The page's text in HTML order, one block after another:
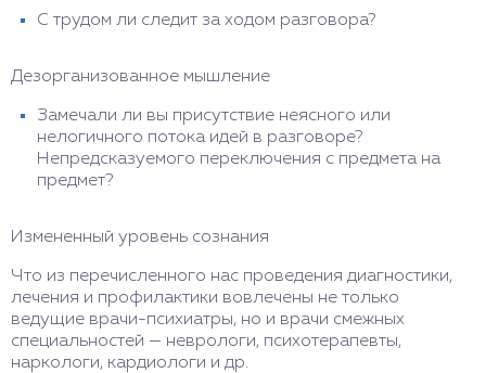
С трудом ли следит за ходом разговора?
Дезорганизованное мышление
Замечали ли вы присутствие неясного или
нелогичного потока идей в разговоре?
Непредсказуемого переключения с предмета на
предмет?
Измененный уровень сознания
Что из перечисленного нас проведения диагностики,
лечения и профилактики вовлечены не только
ведущие врачи-психиатры, но и врачи смежных
специальностей — неврологи, психотерапевты,
наркологи, кардиологи и др.